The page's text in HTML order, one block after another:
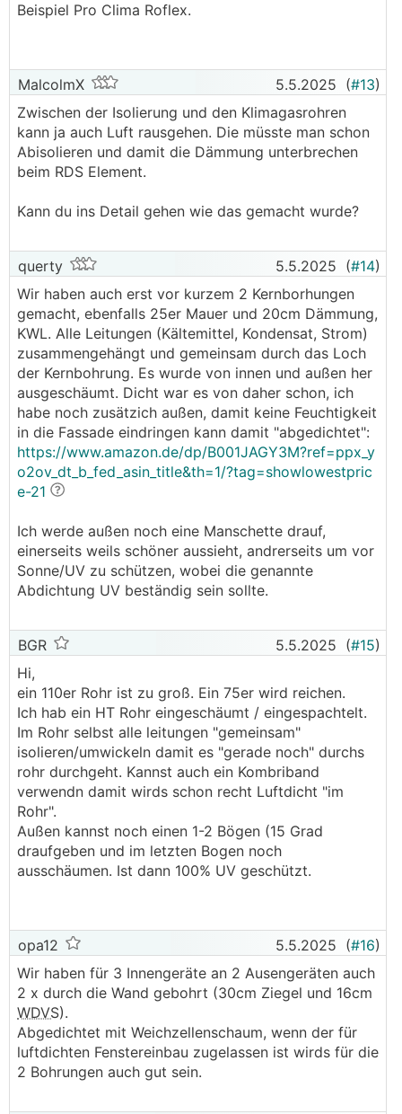
Wege gibt's ja und sieht definitiv besser aus
───────────────
───────────────
Es gibt einen riesen Thread zu dem Thema, es
gibt X Möglichkeiten via
zu entfeuchten...
Beispiel Pro Clima Roflex.
MalcolmX 5.5.2025 (#13)
Zwischen der Isolierung und den Klimagasrohren
kann ja auch Luft rausgehen. Die müsste man schon
Abisolieren und damit die Dämmung unterbrechen
beim RDS Element.
Kann du ins Detail gehen wie das gemacht wurde?
querty 5.5.2025 (#14)
Wir haben auch erst vor kurzem 2 Kernborhungen
gemacht, ebenfalls 25er Mauer und 20cm Dämmung,
KWL. Alle Leitungen (Kältemittel, Kondensat, Strom)
zusammengehängt und gemeinsam durch das Loch
der Kernbohrung. Es wurde von innen und außen her
ausgeschäumt. Dicht war es von daher schon, ich
habe noch zusätzich außen, damit keine Feuchtigkeit
in die Fassade eindringen kann damit "abgedichtet":
https://www.amazon.de/dp/B001JAGY3M?ref=ppx_y
o2ov_dt_b_fed_asin_title&th=1/?tag=showlowestpric
e-21
Ich werde außen noch eine Manschette drauf,
einerseits weils schöner aussieht, andrerseits um vor
Sonne/UV zu schützen, wobei die genannte
Abdichtung UV beständig sein sollte.
BGR 5.5.2025 (#15)
Hi,
ein 110er Rohr ist zu groß. Ein 75er wird reichen.
Ich hab ein HT Rohr eingeschäumt / eingespachtelt.
Im Rohr selbst alle leitungen "gemeinsam"
isolieren/umwickeln damit es "gerade noch" durchs
rohr durchgeht. Kannst auch ein Kombriband
verwendn damit wirds schon recht Luftdicht "im
Rohr".
Außen kannst noch einen 1-2 Bögen (15 Grad
draufgeben und im letzten Bogen noch
ausschäumen. Ist dann 100% UV geschützt.
opa12 5.5.2025 (#16)
Wir haben für 3 Innengeräte an 2 Ausengeräten auch
2 x durch die Wand gebohrt (30cm Ziegel und 16cm
WDVS).
Abgedichtet mit Weichzellenschaum, wenn der für
luftdichten Fenstereinbau zugelassen ist wirds für die
2 Bohrungen auch gut sein.